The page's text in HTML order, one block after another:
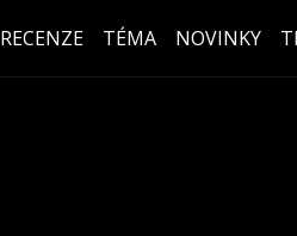
RECENZE TÉMA NOVINKY